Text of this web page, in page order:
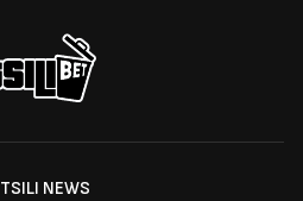
TSILI NEWS